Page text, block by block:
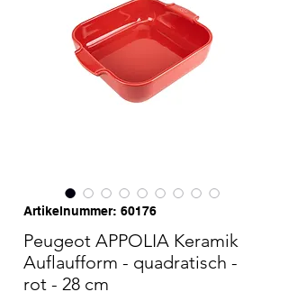
Artikelnummer: 60176
Peugeot APPOLIA Keramik
Auflaufform - quadratisch -
rot - 28 cm